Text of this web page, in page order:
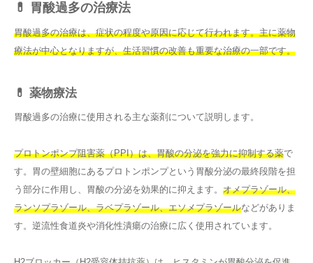
💊 胃酸過多の治療法
胃酸過多の治療は、症状の程度や原因に応じて行われます。主に薬物
療法が中心となりますが、生活習慣の改善も重要な治療の一部です。
💊 薬物療法
胃酸過多の治療に使用される主な薬剤について説明します。
プロトンポンプ阻害薬（PPI）は、胃酸の分泌を強力に抑制する薬で
す。胃の壁細胞にあるプロトンポンプという胃酸分泌の最終段階を担
う部分に作用し、胃酸の分泌を効果的に抑えます。 オメプラゾール、
ランソプラゾール、ラベプラゾール、エソメプラゾールなどがありま
す。逆流性食道炎や消化性潰瘍の治療に広く使用されています。